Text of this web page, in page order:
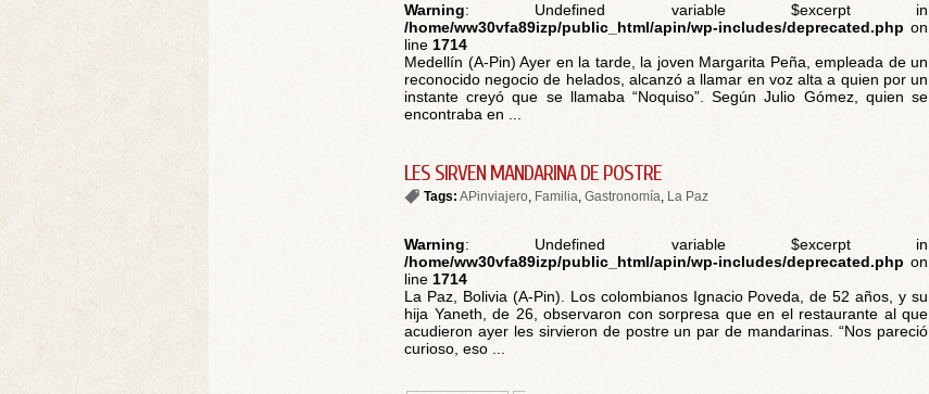
Warning: Undefined variable $excerpt in
/home/ww30vfa89izp/public_html/apin/wp-includes/deprecated.php on
line 1714
Medellín (A-Pin) Ayer en la tarde, la joven Margarita Peña, empleada de un
reconocido negocio de helados, alcanzó a llamar en voz alta a quien por un
instante creyó que se llamaba “Noquiso”. Según Julio Gómez, quien se
encontraba en ...
LES SIRVEN MANDARINA DE POSTRE
Tags: APinviajero, Familia, Gastronomía, La Paz
Warning: Undefined variable $excerpt in
/home/ww30vfa89izp/public_html/apin/wp-includes/deprecated.php on
line 1714
La Paz, Bolivia (A-Pin). Los colombianos Ignacio Poveda, de 52 años, y su
hija Yaneth, de 26, observaron con sorpresa que en el restaurante al que
acudieron ayer les sirvieron de postre un par de mandarinas. “Nos pareció
curioso, eso ...